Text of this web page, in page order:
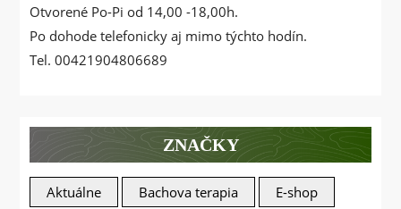
Otvorené Po-Pi od 14,00 -18,00h.
Po dohode telefonicky aj mimo týchto hodín.
Tel. 00421904806689
ZNAČKY
Aktuálne Bachova terapia E-shop